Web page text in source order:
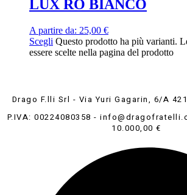
LUX RO BIANCO
A partire da: 25,00 €
Scegli Questo prodotto ha più varianti.
essere scelte nella pagina del prodotto
Drago F.lli Srl - Via Yuri Gagarin, 6/A
P.IVA: 00224080358 -
10.000,00 €